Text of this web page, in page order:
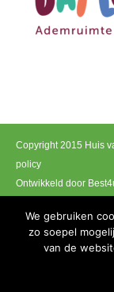
Copyright 2015 Huis
policy
Ontwikkeld door
We gebruiken
zo soepel
van de